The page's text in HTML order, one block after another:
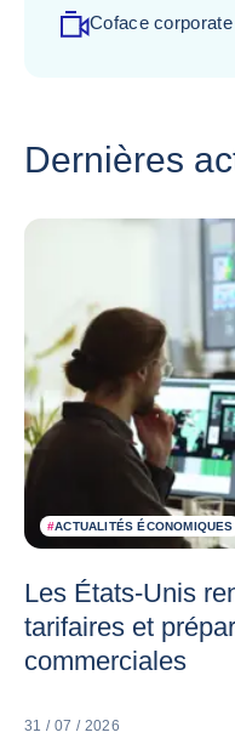
Coface
Dernières
#ACTUALITÉS ÉCONOMIQUES
Les États-Unis
tarifaires et
commerciales
31 / 07 / 2026